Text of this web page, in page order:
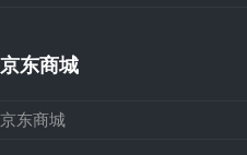
京东商城
京东商城